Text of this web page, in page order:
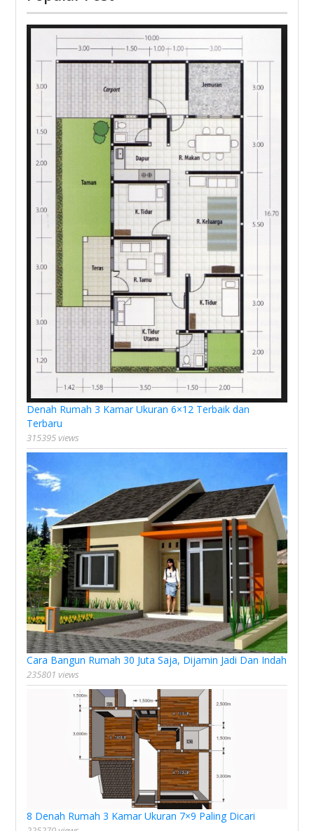
Denah Rumah 3 Kamar Ukuran 6×12 Terbaik dan
Terbaru
315395 views
Cara Bangun Rumah 30 Juta Saja, Dijamin Jadi Dan Indah
235801 views
8 Denah Rumah 3 Kamar Ukuran 7×9 Paling Dicari